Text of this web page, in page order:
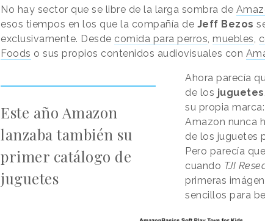
No hay sector que se libre de la larga sombra de
esos tiempos en los que la compañía de Jeff Bezos
exclusivamente. Desde comida para perros muebles
Foods o sus propios contenidos audiovisuales con
Este año Amazon
lanzaba también su
primer catálogo de
juguetes
Ahora parecía
de los juguetes
su propia marca:
Amazon nunca
de los juguetes
Pero parecía
cuando TJI
primeras
sencillos para